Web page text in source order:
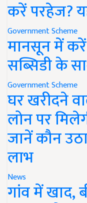
करें परहेज?
Government Scheme
मानसून में
सब्सिडी के
Government Scheme
घर खरीदने
लोन पर
जानें कौन
लाभ
News
गांव में खाद,